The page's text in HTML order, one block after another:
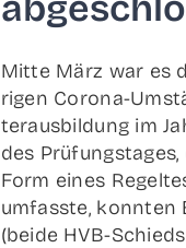
Mit­te März war es
ri­gen Coro­­na-
ter­aus­bil­dung im
des
Form eines
umfass­te, konn­ten
(bei­de HVB-